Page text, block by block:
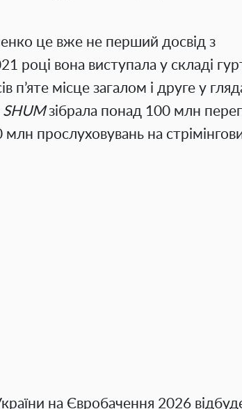
це вже не перший досвід з
році вона виступала у складі
п’яте місце загалом і друге у
SHUMзібрала понад 100 млн
млн прослуховувань на
на Євробачення 2026